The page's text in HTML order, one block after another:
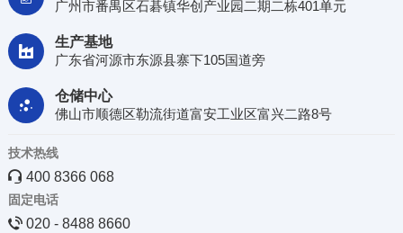
广州市番禺区石碁镇华创产业园二期二栋401单元

生产基地
广东省河源市东源县寨下105国道旁

仓储中心
佛山市顺德区勒流街道富安工业区富兴二路8号
技术热线
 400 8366 068
固定电话
020 - 8488 8660